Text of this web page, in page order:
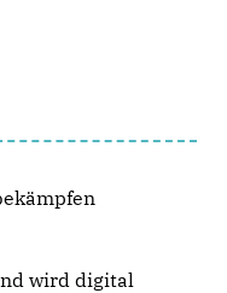
wird digital